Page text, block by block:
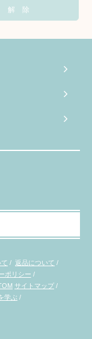
/ 返品について /
ポリシー /
サイトマップ /
学ぶ /